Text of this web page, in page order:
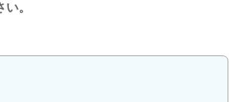
。